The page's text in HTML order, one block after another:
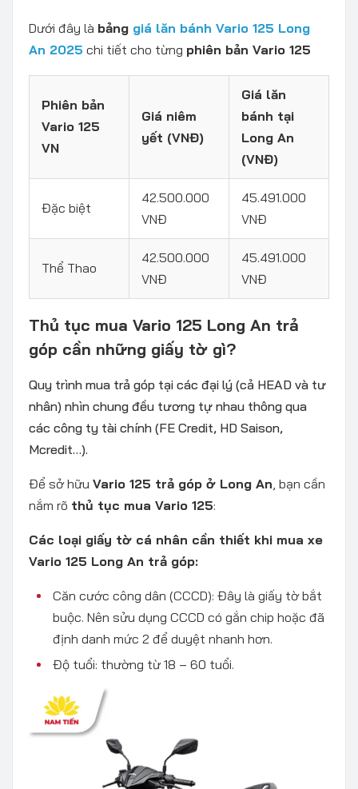
Dưới đây là bảng giá lăn bánh Vario 125 Long
An 2025 chi tiết cho từng phiên bản Vario 125
Phiên bản
Vario 125
VN
Giá niêm
yết (VNĐ)
Giá lăn
bánh tại
Long An
(VNĐ)
Đặc biệt
42.500.000
VNĐ
45.491.000
VNĐ
Thể Thao
42.500.000
VNĐ
45.491.000
VNĐ
Thủ tục mua Vario 125 Long An trả
góp cần những giấy tờ gì?
Quy trình mua trả góp tại các đại lý (cả HEAD và tư
nhân) nhìn chung đều tương tự nhau thông qua
các công ty tài chính (FE Credit, HD Saison,
Mcredit…).
Để sở hữu Vario 125 trả góp ở Long An , bạn cần
nắm rõ thủ tục mua Vario 125:
Các loại giấy tờ cá nhân cần thiết khi mua xe
Vario 125 Long An trả góp:
Căn cước công dân (CCCD): Đây là giấy tờ bắt
buộc. Nên sửu dụng CCCD có gắn chip hoặc đã
định danh mức 2 để duyệt nhanh hơn.
Độ tuổi: thường từ 18 – 60 tuổi.